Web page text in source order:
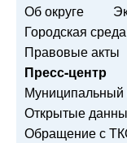
Об округе
Городская среда
Правовые акты
Пресс-центр
Муниципальный
Открытые
Обращение с